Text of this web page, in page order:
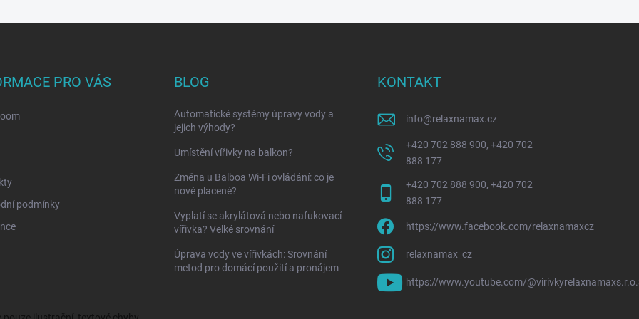
PRO VÁS
podmínky
BLOG
Automatické systémy úpravy vody a
jejich výhody?
Umístění vířivky na balkon?
Změna u Balboa Wi-Fi ovládání: co je
nově placené?
Vyplatí se akrylátová nebo nafukovací
vířivka? Velké srovnání
Úprava vody ve vířivkách: Srovnání
metod pro domácí použití a pronájem
KONTAKT
info@relaxnamax.cz
+420 702 888 900, +420 702
888 177
+420 702 888 900, +420 702
888 177
https://www.facebook.com/relaxnamaxcz
relaxnamax_cz
https://www.youtube.com/